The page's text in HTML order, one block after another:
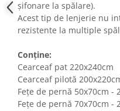
șifonare la spălare).
Acest tip de lenjerie nu
rezistente la multiple
Conține:
Cearceaf pat 220x240cm
Cearceaf pilotă
Fețe de pernă 50x70cm -
Fețe de pernă 70x70cm -